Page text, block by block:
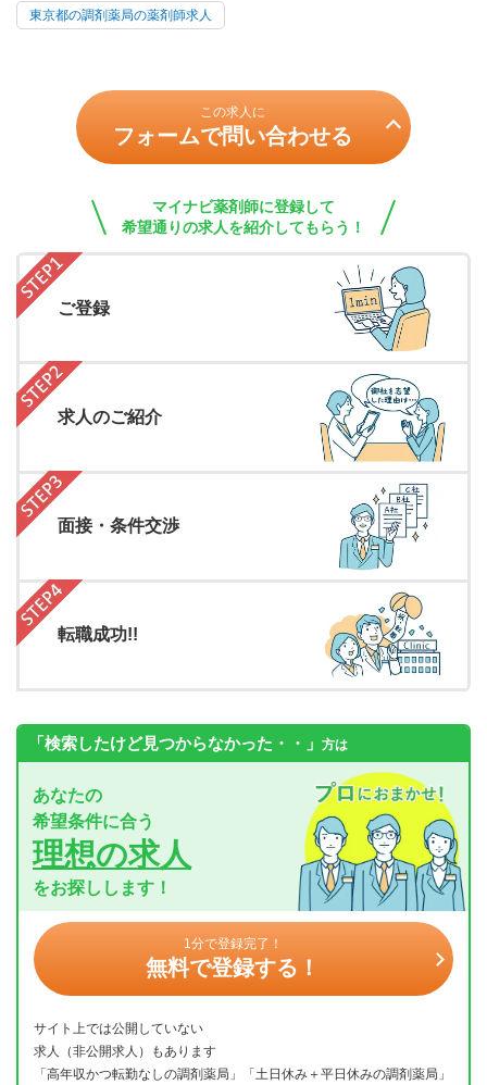
東京都の調剤薬局の薬剤師求人
この求人に
フォームで問い合わせる
マイナビ薬剤師に登録して
希望通りの求人を紹介してもらう！
ご登録
求人のご紹介
面接・条件交渉
転職成功!!
「検索したけど見つからなかった・・」 方は
あなたの
希望条件に合う
理想の求人
をお探しします！
1分で登録完了！
無料で登録する！
サイト上では公開していない
求人（非公開求人）もあります
「高年収かつ転勤なしの調剤薬局」「土日休み＋平日休みの調剤薬局」